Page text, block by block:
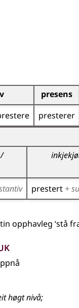
for dette verbet
presens
presterer
for dette verbet
prestert +
opphavleg ‘stå
høgt nivå;